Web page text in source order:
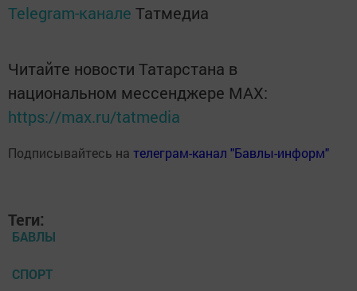
Telegram-канале Татмедиа
Читайте новости Татарстана в
национальном мессенджере MАХ:
https://max.ru/tatmedia
Подписывайтесь на телеграм-канал "Бавлы-информ"
Теги:
БАВЛЫ
СПОРТ